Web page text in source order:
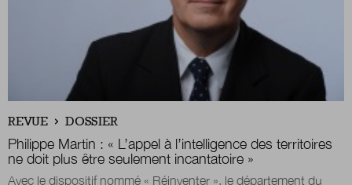
REVUE DOSSIER
Philippe Martin : « L’appel à l’intelligence des territoires
ne doit plus être seulement incantatoire »
Avec le dispositif nommé « Réinventer », le département du